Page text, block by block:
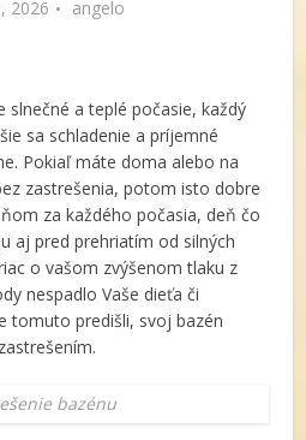
2026 angelo
slnečné a teplé počasie, každý
sa schladenie a príjemné
Pokiaľ máte doma alebo na
zastrešenia, potom isto dobre
za každého počasia, deň čo
aj pred prehriatím od silných
o vašom zvýšenom tlaku z
nespadlo Vaše dieťa či
tomuto predišli, svoj bazén
bazénu